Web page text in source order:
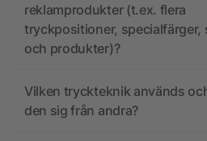
reklamprodukter (t.ex. flera
tryckpositioner, specialfärger,
och produkter)?
Vilken tryckteknik används
den sig från andra?